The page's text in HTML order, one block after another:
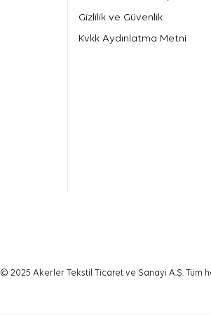
Gizlilik ve Güvenlik
Kvkk Aydınlatma Metni
© 2025 Akerler Tekstil Ticaret ve Sanayi A.Ş. Tüm